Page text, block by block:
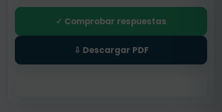
✓ Comprobar respuestas
⇩ Descargar PDF